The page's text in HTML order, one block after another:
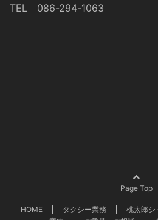
TEL 086-294-1063
Page Top
HOME タクシー業務 桃太郎シ